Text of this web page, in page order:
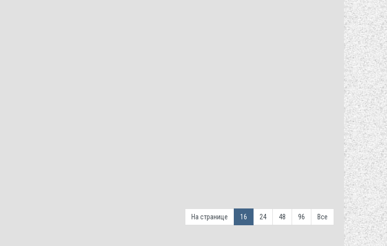
На странице 16 24 48 96 Все